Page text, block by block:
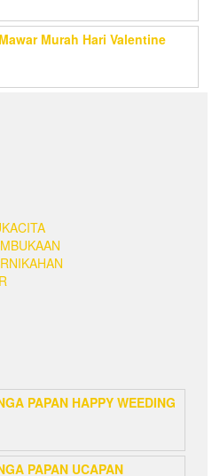
Murah Hari Valentine
PAPAN HAPPY WEEDING
PAPAN UCAPAN